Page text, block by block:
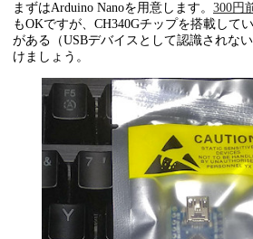
まずはArduino Nanoを用意します。 300円
もOKですが、CH340Gチップを搭載して
がある（USBデバイスとして認識されな
けましょう。